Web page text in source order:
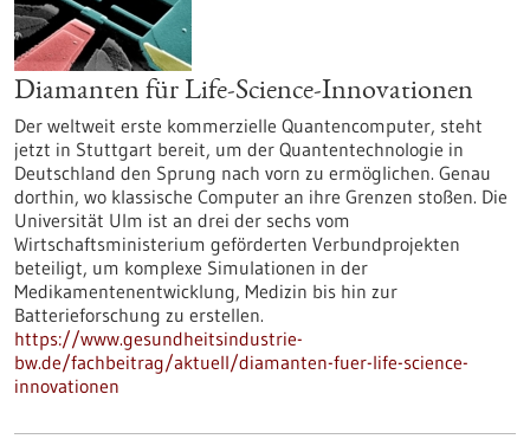
Diamanten für Life-Science-Innovationen
Der weltweit erste kommerzielle Quantencomputer, steht
jetzt in Stuttgart bereit, um der Quantentechnologie in
Deutschland den Sprung nach vorn zu ermöglichen. Genau
dorthin, wo klassische Computer an ihre Grenzen stoßen. Die
Universität Ulm ist an drei der sechs vom
Wirtschaftsministerium geförderten Verbundprojekten
beteiligt, um komplexe Simulationen in der
Medikamentenentwicklung, Medizin bis hin zur
Batterieforschung zu erstellen.
https://www.gesundheitsindustrie-
bw.de/fachbeitrag/aktuell/diamanten-fuer-life-science-
innovationen